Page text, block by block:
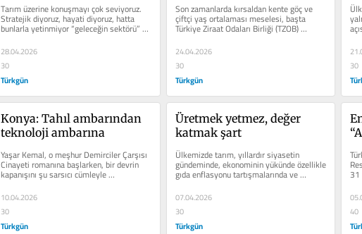
Tarım üzerine konuşmayı çok seviyoruz.
Stratejik diyoruz, hayati diyoruz, hatta
bunlarla yetinmiyor “geleceğin sektörü”
ilan ediyoruz. Ama...
28.04.2026
30
Türkgün
Son zamanlarda kırsaldan kente göç ve
çiftçi yaş ortalaması meselesi, başta
Türkiye Ziraat Odaları Birliği (TZOB)
Başkanı tarafından...
24.04.2026
30
Türkgün
30
Konya: Tahıl ambarından
teknoloji ambarına
Yaşar Kemal, o meşhur Demirciler Çarşısı
Cinayeti romanına başlarken, bir devrin
kapanışını şu sarsıcı cümleyle
mühürlemişti: “O...
10.04.2026
30
Türkgün
Üretmek yetmez, değer
katmak şart
Ülkemizde tarım, yıllardır siyasetin
gündeminde, ekonominin yükünde özellikle
gıda enflasyonu tartışmalarında ve
sofranın hesabında yer...
07.04.2026
30
Türkgün
31
40